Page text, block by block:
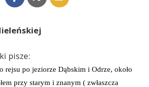
pisze:
rejsu po jeziorze Dąbskim i Odrze, około
przy starym i znanym ( zwłaszcza